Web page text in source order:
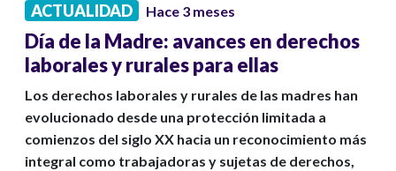
ACTUALIDAD Hace 3 meses
Día de la Madre: avances en derechos
laborales y rurales para ellas
Los derechos laborales y rurales de las madres han
evolucionado desde una protección limitada a
comienzos del siglo XX hacia un reconocimiento más
integral como trabajadoras y sujetas de derechos,